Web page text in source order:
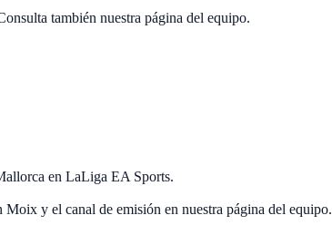
también nuestra página del equipo.
en LaLiga EA Sports.
y el canal de emisión en nuestra página del equipo.